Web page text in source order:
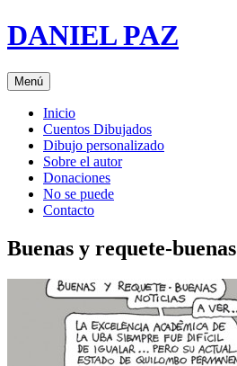
Saltar
al
DANIEL PAZ
Menú
Inicio
Cuentos Dibujados
Dibujo personalizado
Sobre el autor
Donaciones
No se puede
Contacto
Buenas y requete-buenas